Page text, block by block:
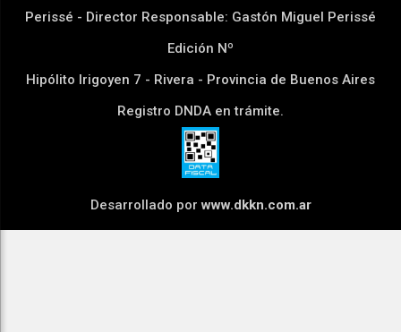
Perissé - Director Responsable: Gastón Miguel Perissé
Edición Nº
Hipólito Irigoyen 7 - Rivera - Provincia de Buenos Aires
Registro DNDA en trámite.
Desarrollado porwww.dkkn.com.ar